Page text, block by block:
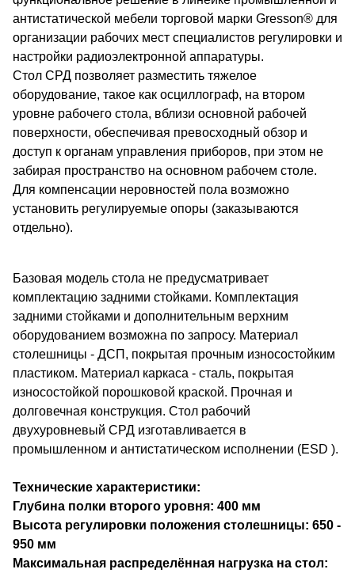
антистатической мебели торговой марки Gresson®️ для
организации рабочих мест специалистов регулировки и
настройки радиоэлектронной аппаратуры.
Стол СРД позволяет разместить тяжелое
оборудование, такое как осциллограф, на втором
уровне рабочего стола, вблизи основной рабочей
поверхности, обеспечивая превосходный обзор и
доступ к органам управления приборов, при этом не
забирая пространство на основном рабочем столе.
Для компенсации неровностей пола возможно
установить регулируемые опоры (заказываются
отдельно).
Базовая модель стола не предусматривает
комплектацию задними стойками. Комплектация
задними стойками и дополнительным верхним
оборудованием возможна по запросу. Материал
столешницы - ДСП, покрытая прочным износостойким
пластиком. Материал каркаса - сталь, покрытая
износостойкой порошковой краской. Прочная и
долговечная конструкция. Стол рабочий
двухуровневый СРД изготавливается в
промышленном и антистатическом исполнении (ESD ).
Технические характеристики:
Глубина полки второго уровня: 400 мм
Высота регулировки положения столешницы: 650 -
950 мм
Максимальная распределённая нагрузка на стол: